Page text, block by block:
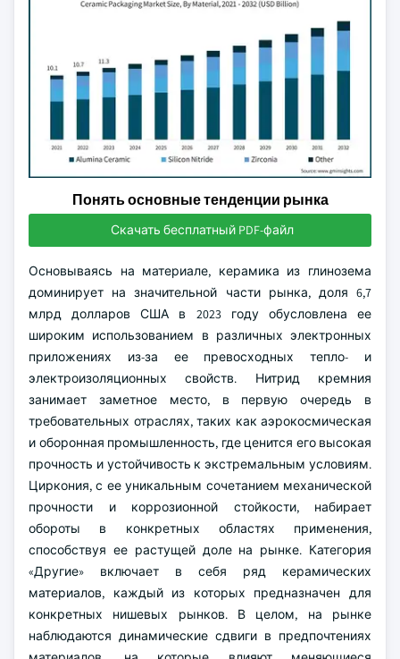
Понять основные тенденции рынка
Скачать бесплатный PDF-файл
Основываясь на материале, керамика из глинозема
доминирует на значительной части рынка, доля 6,7
млрд долларов США в 2023 году обусловлена ее
широким использованием в различных электронных
приложениях из-за ее превосходных тепло- и
электроизоляционных свойств. Нитрид кремния
занимает заметное место, в первую очередь в
требовательных отраслях, таких как аэрокосмическая
и оборонная промышленность, где ценится его высокая
прочность и устойчивость к экстремальным условиям.
Циркония, с ее уникальным сочетанием механической
прочности и коррозионной стойкости, набирает
обороты в конкретных областях применения,
способствуя ее растущей доле на рынке. Категория
«Другие» включает в себя ряд керамических
материалов, каждый из которых предназначен для
конкретных нишевых рынков. В целом, на рынке
наблюдаются динамические сдвиги в предпочтениях